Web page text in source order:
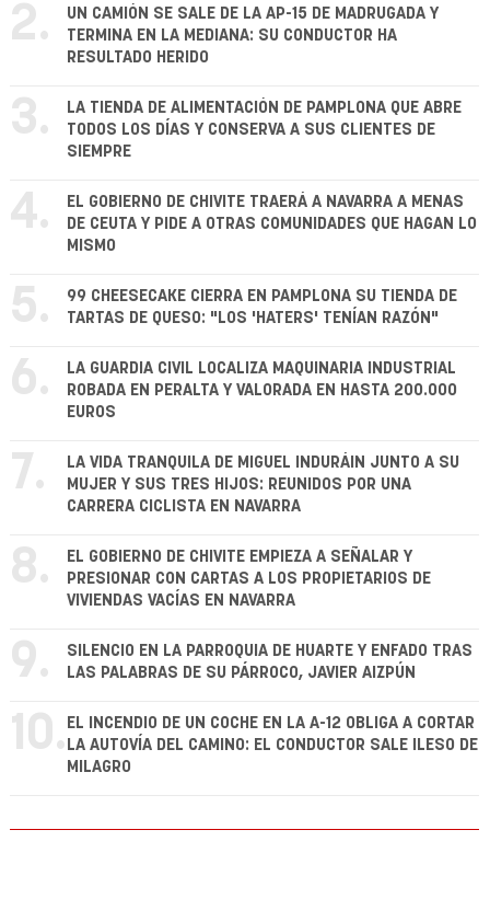
2.
UN CAMIÓN SE SALE DE LA AP-15 DE MADRUGADA Y
TERMINA EN LA MEDIANA: SU CONDUCTOR HA
RESULTADO HERIDO
3.
LA TIENDA DE ALIMENTACIÓN DE PAMPLONA QUE ABRE
TODOS LOS DÍAS Y CONSERVA A SUS CLIENTES DE
SIEMPRE
4.
EL GOBIERNO DE CHIVITE TRAERÁ A NAVARRA A MENAS
DE CEUTA Y PIDE A OTRAS COMUNIDADES QUE HAGAN LO
MISMO
5.
99 CHEESECAKE CIERRA EN PAMPLONA SU TIENDA DE
TARTAS DE QUESO: "LOS 'HATERS' TENÍAN RAZÓN"
6.
LA GUARDIA CIVIL LOCALIZA MAQUINARIA INDUSTRIAL
ROBADA EN PERALTA Y VALORADA EN HASTA 200.000
EUROS
7.
LA VIDA TRANQUILA DE MIGUEL INDURÁIN JUNTO A SU
MUJER Y SUS TRES HIJOS: REUNIDOS POR UNA
CARRERA CICLISTA EN NAVARRA
8.
EL GOBIERNO DE CHIVITE EMPIEZA A SEÑALAR Y
PRESIONAR CON CARTAS A LOS PROPIETARIOS DE
VIVIENDAS VACÍAS EN NAVARRA
9.
SILENCIO EN LA PARROQUIA DE HUARTE Y ENFADO TRAS
LAS PALABRAS DE SU PÁRROCO, JAVIER AIZPÚN
10. EL INCENDIO DE UN COCHE EN LA A-12 OBLIGA A CORTAR
LA AUTOVÍA DEL CAMINO: EL CONDUCTOR SALE ILESO DE
MILAGRO